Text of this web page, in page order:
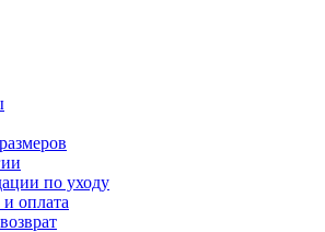
по уходу
и оплата